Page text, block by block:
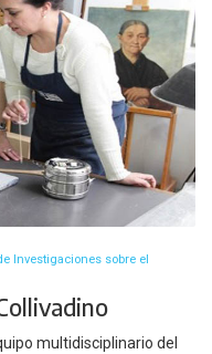
Investigaciones sobre el
multidisciplinario del